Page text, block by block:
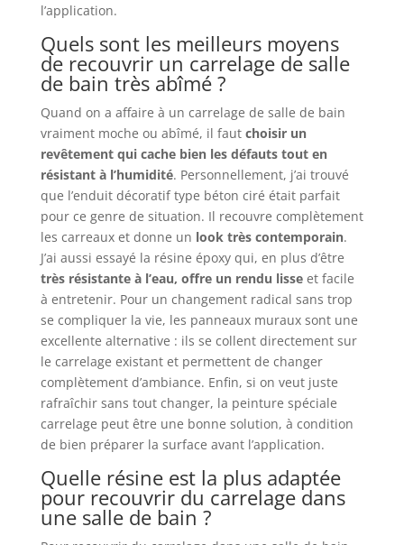
l’application.
Quels sont les meilleurs moyens
de recouvrir un carrelage de salle
de bain très abîmé ?
Quand on a affaire à un carrelage de salle de bain
vraiment moche ou abîmé, il faut choisir un
revêtement qui cache bien les défauts tout en
résistant à l’humidité. Personnellement, j’ai trouvé
que l’enduit décoratif type béton ciré était parfait
pour ce genre de situation. Il recouvre complètement
les carreaux et donne un look très contemporain.
J’ai aussi essayé la résine époxy qui, en plus d’être
très résistante à l’eau, offre un rendu lisseet facile
à entretenir. Pour un changement radical sans trop
se compliquer la vie, les panneaux muraux sont une
excellente alternative : ils se collent directement sur
le carrelage existant et permettent de changer
complètement d’ambiance. Enfin, si on veut juste
rafraîchir sans tout changer, la peinture spéciale
carrelage peut être une bonne solution, à condition
de bien préparer la surface avant l’application.
Quelle résine est la plus adaptée
pour recouvrir du carrelage dans
une salle de bain ?